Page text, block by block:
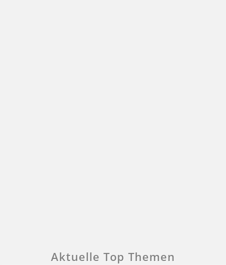
Aktuelle Top Themen